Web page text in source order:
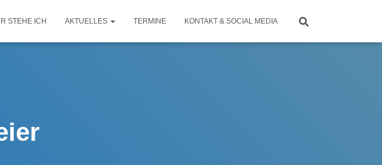
STEHE ICH AKTUELLES TERMINE KONTAKT & SOCIAL MEDIA